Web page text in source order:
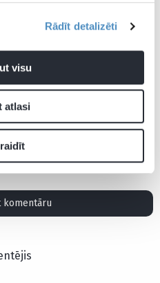
Rādīt detalizēti
visu
atlasi
spēli ar
klubu
Mejeris
spēles ar
klubu
komentāru